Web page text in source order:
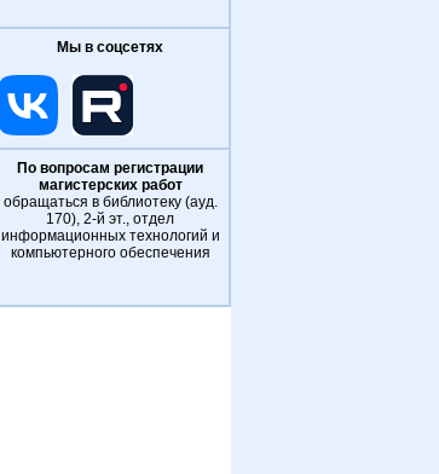
Мы в соцсетях
По вопросам регистрации
магистерских работ
обращаться в библиотеку (ауд.
170), 2-й эт., отдел
информационных технологий и
компьютерного обеспечения